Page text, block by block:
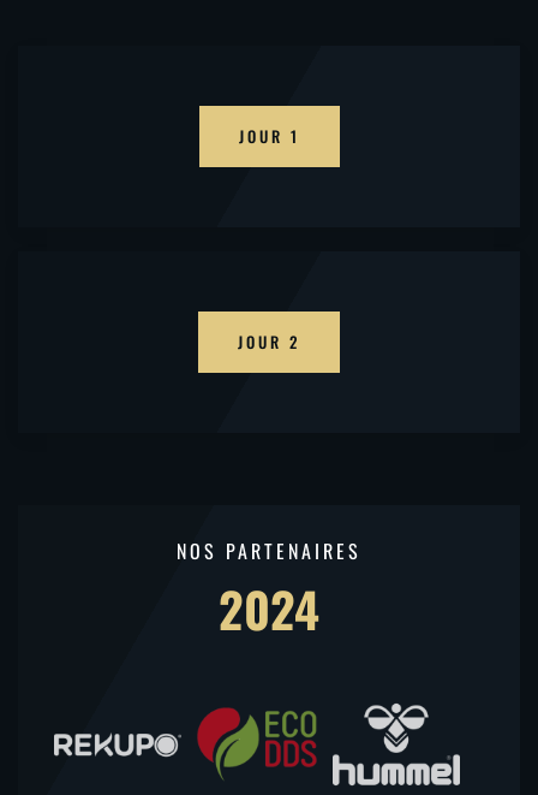
JOUR 1
JOUR 2
NOS PARTENAIRES
2024